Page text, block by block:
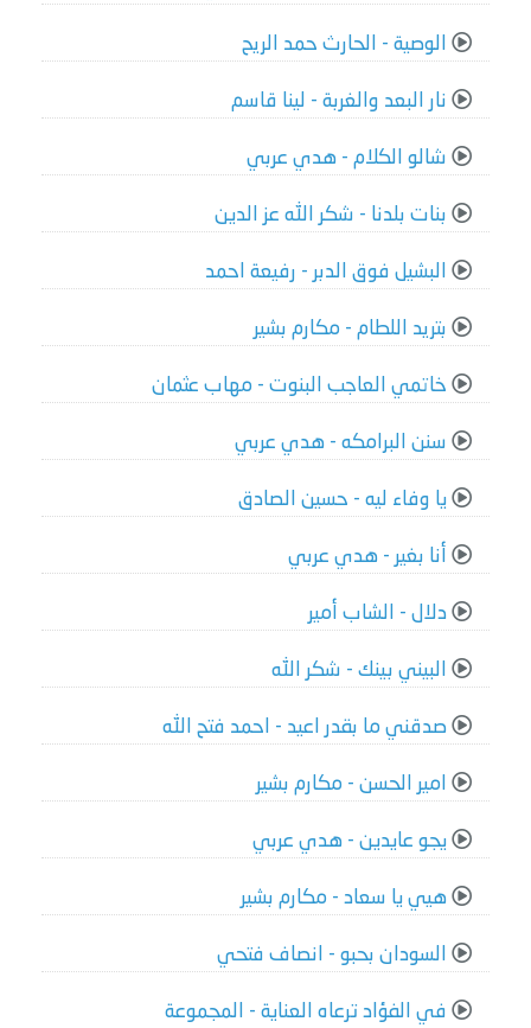
الوصية - الحارث حمد الريح
نار البعد والغربة - لينا قاسم
شالو الكلام - هدي عربي
بنات بلدنا - شكر الله عز الدين
البشيل فوق الدبر - رفيعة احمد
بتريد اللطام - مكارم بشير
خاتمي العاجب البنوت - مهاب عثمان
سنن البرامكه - هدي عربي
يا وفاء ليه - حسين الصادق
أنا بغير - هدي عربي
دلال - الشاب أمير
البيني بينك - شكر الله
صدقني ما بقدر اعيد - احمد فتح الله
امير الحسن - مكارم بشير
يجو عايدين - هدي عربي
هيي يا سعاد - مكارم بشير
السودان بحبو - انصاف فتحي
في الفؤاد ترعاه العناية - المجموعة